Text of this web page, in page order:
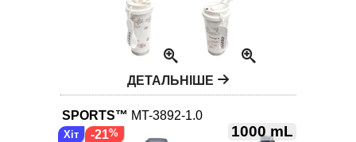
ДЕТАЛЬНІШЕ
SPORTS™ MT-3892-1.0
1000 mL
-21